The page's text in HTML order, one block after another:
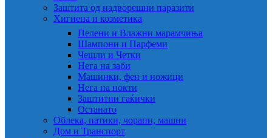
Заштита од надворешни паразити
Хигиена и козметика
Пелени и Влажни марамчиња
Шампони и Парфеми
Чешли и Четки
Нега на заби
Машинки, фен и ножици
Нега на нокти
Заштитни гаќички
Останато
Облека, патики, чорапи, машни
Дом и Транспорт